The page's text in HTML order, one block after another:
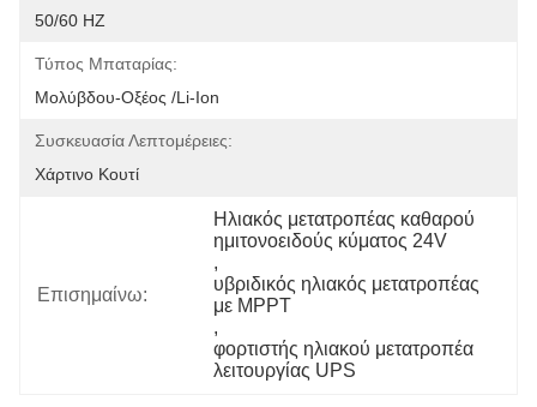
50/60 HZ
Τύπος Μπαταρίας:
Μολύβδου-Οξέος /Li-Ion
Συσκευασία Λεπτομέρειες:
Χάρτινο Κουτί
Επισημαίνω:
Ηλιακός μετατροπέας καθαρού
ημιτονοειδούς κύματος 24V
,
υβριδικός ηλιακός μετατροπέας
με MPPT
,
φορτιστής ηλιακού μετατροπέα
λειτουργίας UPS